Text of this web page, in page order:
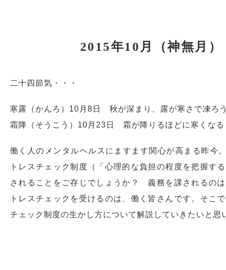
2015年10月（神無月
二十四節気・・・
寒露（かんろ）10月8日 秋が深まり、露が寒さで凍ろ
霜降（そうこう）10月23日 霜が降りるほどに寒くなる
働く人のメンタルヘルスにますます関心が高まる昨今
トレスチェック制度（「心理的な負担の程度を把握す
されることをご存じでしょうか？ 義務を課されるの
トレスチェックを受けるのは、働く皆さんです。そこ
チェック制度の生かし方について解説していきたいと思